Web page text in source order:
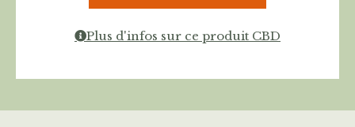
Plus d'infos sur ce produit CBD